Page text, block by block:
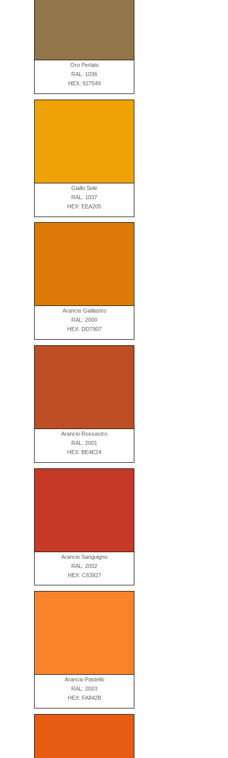
Oro Perlato
RAL: 1036
HEX: 927549
Giallo Sole
RAL: 1037
HEX: EEA205
Arancio Giallastro
RAL: 2000
HEX: DD7907
Arancio Rossastro
RAL: 2001
HEX: BE4E24
Arancio Sanguigno
RAL: 2002
HEX: C63927
Arancio Pastello
RAL: 2003
HEX: FA842B